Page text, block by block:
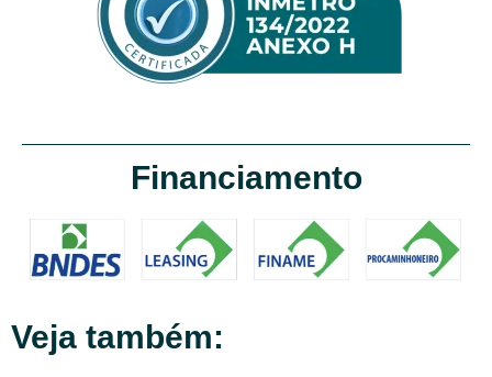
Financiamento
Veja também: